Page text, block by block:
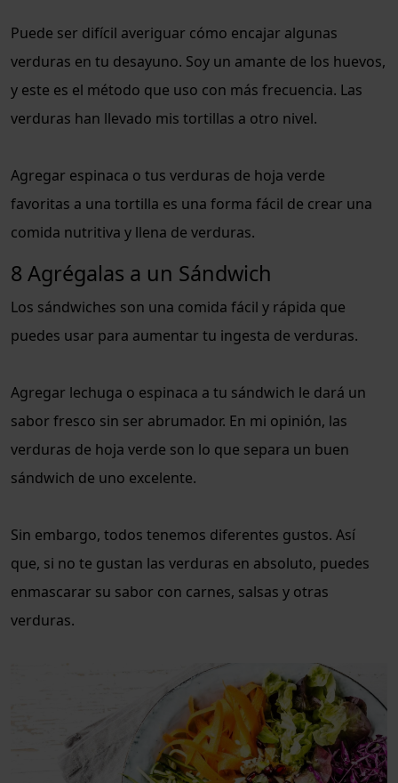
Puede ser difícil averiguar cómo encajar algunas
verduras en tu desayuno. Soy un amante de los huevos,
y este es el método que uso con más frecuencia. Las
verduras han llevado mis tortillas a otro nivel.
Agregar espinaca o tus verduras de hoja verde
favoritas a una tortilla es una forma fácil de crear una
comida nutritiva y llena de verduras.
8 Agrégalas a un Sándwich
Los sándwiches son una comida fácil y rápida que
puedes usar para aumentar tu ingesta de verduras.
Agregar lechuga o espinaca a tu sándwich le dará un
sabor fresco sin ser abrumador. En mi opinión, las
verduras de hoja verde son lo que separa un buen
sándwich de uno excelente.
Sin embargo, todos tenemos diferentes gustos. Así
que, si no te gustan las verduras en absoluto, puedes
enmascarar su sabor con carnes, salsas y otras
verduras.